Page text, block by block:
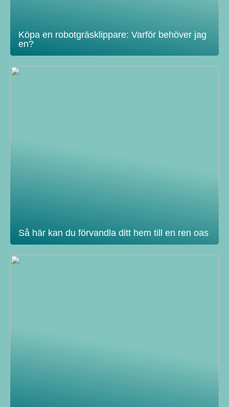
Köpa en robotgräsklippare: Varför behöver jag
en?
Så här kan du förvandla ditt hem till en ren oas